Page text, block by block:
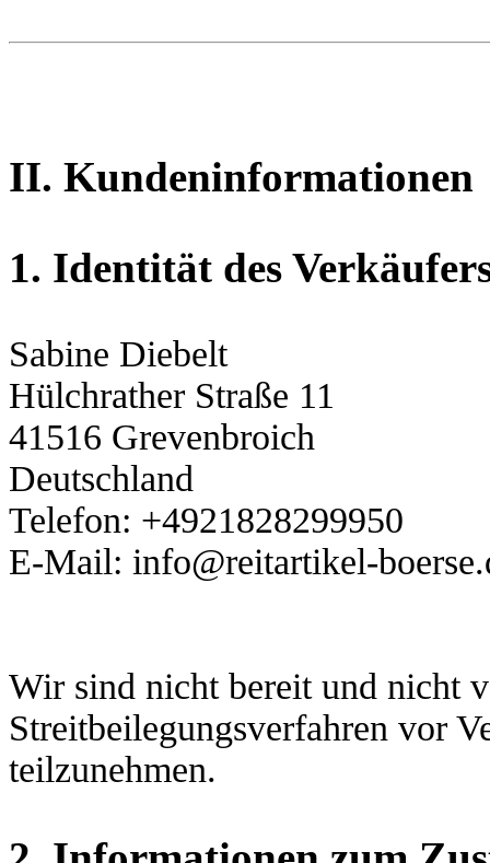
II. Kundeninformationen
1. Identität des
Sabine Diebelt
Hülchrather Straße 11
41516 Grevenbroich
Deutschland
Telefon: +4921828299950
E-Mail: info@reitartikel-
Wir sind nicht bereit und nicht
Streitbeilegungsverfahren vor
teilzunehmen.